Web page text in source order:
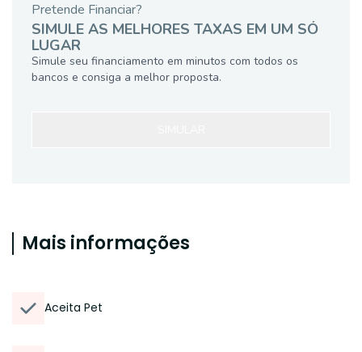
Pretende Financiar?
SIMULE AS MELHORES TAXAS EM UM SÓ
LUGAR
Simule seu financiamento em minutos com todos os
bancos e consiga a melhor proposta.
Mais informações
Aceita Pet